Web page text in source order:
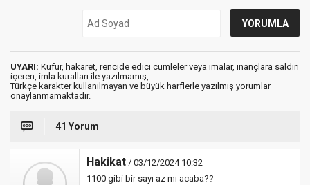
UYARI: Küfür, hakaret, rencide edici cümleler veya imalar, inançlara saldırı
içeren, imla kuralları ile yazılmamış,
Türkçe karakter kullanılmayan ve büyük harflerle yazılmış yorumlar
onaylanmamaktadır.
41 Yorum
Hakikat / 03/12/2024 10:32
1100 gibi bir sayı az mı acaba??